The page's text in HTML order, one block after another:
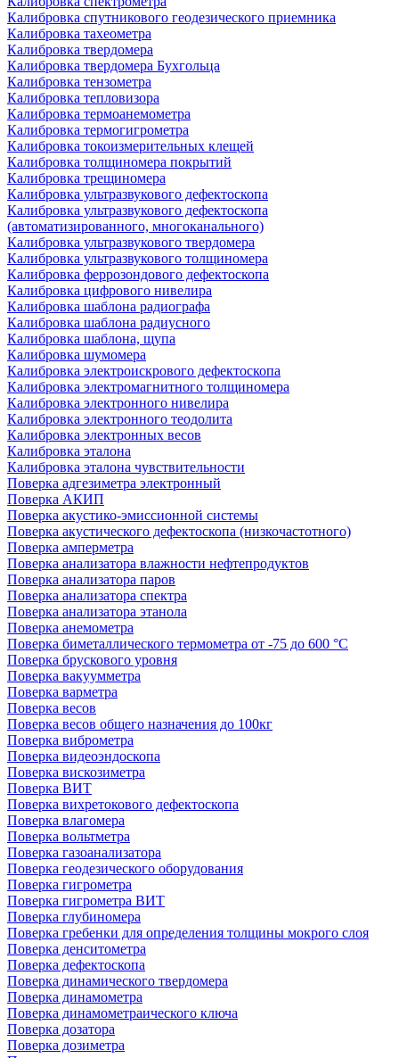
Калибровка спутникового геодезического приемника
Калибровка тахеометра
Калибровка твердомера
Калибровка твердомера Бухгольца
Калибровка тензометра
Калибровка тепловизора
Калибровка термоанемометра
Калибровка термогигрометра
Калибровка токоизмерительных клещей
Калибровка толщиномера покрытий
Калибровка трещиномера
Калибровка ультразвукового дефектоскопа
Калибровка ультразвукового дефектоскопа
(автоматизированного, многоканального)
Калибровка ультразвукового твердомера
Калибровка ультразвукового толщиномера
Калибровка феррозондового дефектоскопа
Калибровка цифрового нивелира
Калибровка шаблона радиографа
Калибровка шаблона радиусного
Калибровка шаблона, щупа
Калибровка шумомера
Калибровка электроискрового дефектоскопа
Калибровка электромагнитного толщиномера
Калибровка электронного нивелира
Калибровка электронного теодолита
Калибровка электронных весов
Калибровка эталона
Калибровка эталона чувствительности
Поверка адгезиметра электронный
Поверка АКИП
Поверка акустико-эмиссионной системы
Поверка акустического дефектоскопа (низкочастотного)
Поверка амперметра
Поверка анализатора влажности нефтепродуктов
Поверка анализатора паров
Поверка анализатора спектра
Поверка анализатора этанола
Поверка анемометра
Поверка биметаллического термометра от -75 до 600 °С
Поверка брускового уровня
Поверка вакуумметра
Поверка варметра
Поверка весов
Поверка весов общего назначения до 100кг
Поверка виброметра
Поверка видеоэндоскопа
Поверка вискозиметра
Поверка ВИТ
Поверка вихретокового дефектоскопа
Поверка влагомера
Поверка вольтметра
Поверка газоанализатора
Поверка геодезического оборудования
Поверка гигрометра
Поверка гигрометра ВИТ
Поверка глубиномера
Поверка гребенки для определения толщины мокрого слоя
Поверка денситометра
Поверка дефектоскопа
Поверка динамического твердомера
Поверка динамометра
Поверка динамометраического ключа
Поверка дозатора
Поверка дозиметра